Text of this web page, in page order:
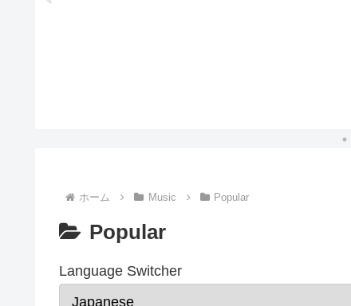
ホーム Music Popular
Popular
Language Switcher